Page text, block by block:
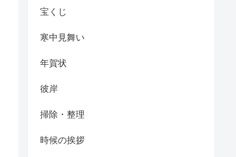
宝くじ
寒中見舞い
年賀状
彼岸
掃除・整理
時候の挨拶